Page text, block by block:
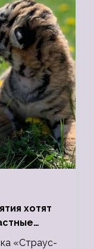
хотят
«Страус-